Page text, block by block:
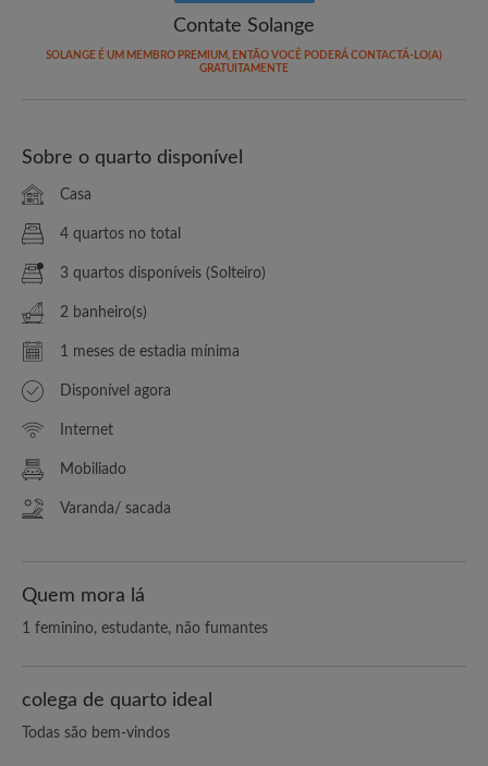
Contate Solange
SOLANGE É UM MEMBRO PREMIUM, ENTÃO VOCÊ PODERÁ CONTACTÁ-LO(A)
GRATUITAMENTE
Sobre o quarto disponível
Casa
4 quartos no total
3 quartos disponíveis (Solteiro)
2 banheiro(s)
1 meses de estadia mínima
Disponível agora
Internet
Mobiliado
Varanda/ sacada
Quem mora lá
1 feminino, estudante, não fumantes
colega de quarto ideal
Todas são bem-vindos